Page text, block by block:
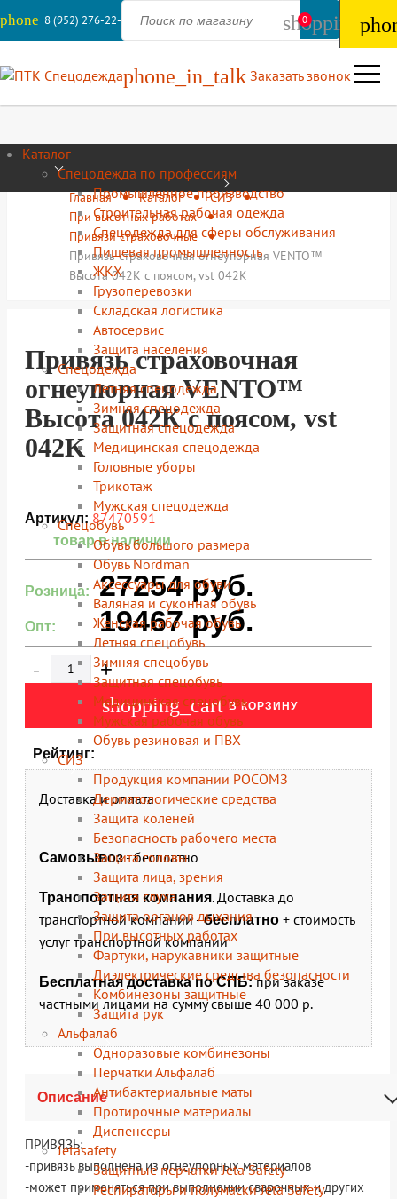
phone 8 (952) 276-22-44
phone_in_talk Заказать звонок
Каталог
Спецодежда по профессиям
Промышленное производство
Строительная рабочая одежда
Спецодежда для сферы обслуживания
Пищевая промышленность
ЖКХ
Грузоперевозки
Складская логистика
Автосервис
Защита населения
Спецодежда
Летняя спецодежда
Зимняя спецодежда
Защитная спецодежда
Медицинская спецодежда
Головные уборы
Трикотаж
Мужская спецодежда
Спецобувь
Обувь большого размера
Обувь Nordman
Аксессуары для обуви
Валяная и суконная обувь
Женская рабочая обувь
Летняя спецобувь
Зимняя спецобувь
Защитная спецобувь
Медицинская спецобувь
Мужская рабочая обувь
Обувь резиновая и ПВХ
СИЗ
Продукция компании РОСОМЗ
Дерматологические средства
Защита коленей
Безопасность рабочего места
Защита головы
Защита лица, зрения
Защита слуха
Защита органов дыхания
При высотных работах
Фартуки, нарукавники защитные
Диэлектрические средства безопасности
Комбинезоны защитные
Защита рук
Альфалаб
Одноразовые комбинезоны
Перчатки Альфалаб
Антибактериальные маты
Протирочные материалы
Диспенсеры
Jetasafety
Защитные перчатки Jeta Safety
Респираторы и полумаски Jeta Safety
0
Главная Каталог
СИЗ
При высотных работах
Привязи страховочные
Привязь страховочная огнеупорная VENTO™
Высота 042К с поясом, vst 042K
Привязь страховочная
огнеупорная VENTO™
Высота 042К с поясом, vst
042K
Артикул: 87470591
товар в наличии
Розница: 27254руб.
Опт: 19467руб.
- +
shopping_cartВ КОРЗИНУ
Рейтинг:
Доставка и оплата
Самовывоз- бесплатно
Транспортная компания. Доставка до
транспортной компании -бесплатно + стоимость
услуг транспортной компании
Бесплатная доставка по СПБ:при заказе
частными лицами на сумму свыше 40 000 р.
Описание
ПРИВЯЗЬ:
-привязь выполнена из огнеупорных материалов
-может применяться при выполнении сварочных и других